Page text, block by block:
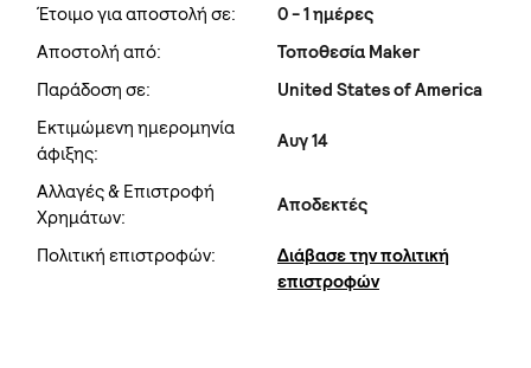
Έτοιμο για αποστολή σε:
0 - 1 ημέρες
Αποστολή από:
Τοποθεσία Maker
Παράδοση σε:
United States of America
Εκτιμώμενη ημερομηνία
άφιξης:
Αυγ 14
Αλλαγές & Επιστροφή
Χρημάτων:
Αποδεκτές
Πολιτική επιστροφών:
Διάβασε την πολιτική
επιστροφών